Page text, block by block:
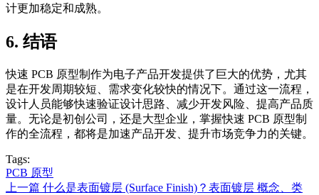
计更加稳定和成熟。
6. 结语
快速 PCB 原型制作为电子产品开发提供了巨大的优势，尤其
是在开发周期较短、需求变化较快的情况下。通过这一流程，
设计人员能够快速验证设计思路、减少开发风险、提高产品质
量。无论是初创公司，还是大型企业，掌握快速 PCB 原型制
作的全流程，都将是加速产品开发、提升市场竞争力的关键。
Tags:
PCB 原型
上一篇 什么是表面镀层 (Surface Finish)？表面镀层 概念、类